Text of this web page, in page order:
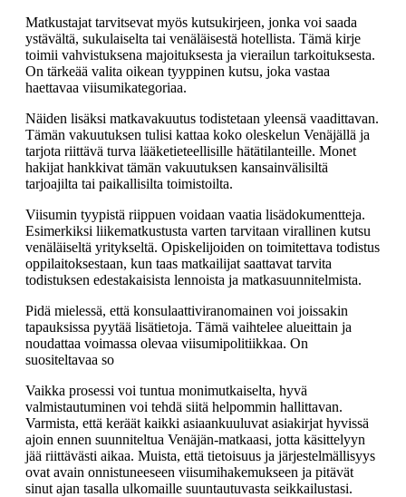
Matkustajat tarvitsevat myös kutsukirjeen, jonka voi saada
ystävältä, sukulaiselta tai venäläisestä hotellista. Tämä kirje
toimii vahvistuksena majoituksesta ja vierailun tarkoituksesta.
On tärkeää valita oikean tyyppinen kutsu, joka vastaa
haettavaa viisumikategoriaa.
Näiden lisäksi matkavakuutus todistetaan yleensä vaadittavan.
Tämän vakuutuksen tulisi kattaa koko oleskelun Venäjällä ja
tarjota riittävä turva lääketieteellisille hätätilanteille. Monet
hakijat hankkivat tämän vakuutuksen kansainvälisiltä
tarjoajilta tai paikallisilta toimistoilta.
Viisumin tyypistä riippuen voidaan vaatia lisädokumentteja.
Esimerkiksi liikematkustusta varten tarvitaan virallinen kutsu
venäläiseltä yritykseltä. Opiskelijoiden on toimitettava todistus
oppilaitoksestaan, kun taas matkailijat saattavat tarvita
todistuksen edestakaisista lennoista ja matkasuunnitelmista.
Pidä mielessä, että konsulaattiviranomainen voi joissakin
tapauksissa pyytää lisätietoja. Tämä vaihtelee alueittain ja
noudattaa voimassa olevaa viisumipolitiikkaa. On
suositeltavaa so
Vaikka prosessi voi tuntua monimutkaiselta, hyvä
valmistautuminen voi tehdä siitä helpommin hallittavan.
Varmista, että keräät kaikki asiaankuuluvat asiakirjat hyvissä
ajoin ennen suunniteltua Venäjän-matkaasi, jotta käsittelyyn
jää riittävästi aikaa. Muista, että tietoisuus ja järjestelmällisyys
ovat avain onnistuneeseen viisumihakemukseen ja pitävät
sinut ajan tasalla ulkomaille suuntautuvasta seikkailustasi.